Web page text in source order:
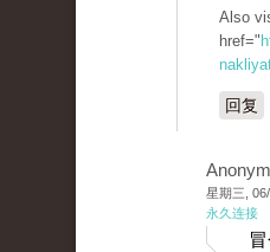
Also
href="
回复
星期三,
永久连接